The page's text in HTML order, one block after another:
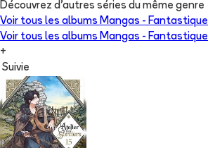
Découvrez d'autres séries du même genre
Voir tous les albums Mangas - Fantastique
Voir tous les albums Mangas - Fantastique
+
Suivie